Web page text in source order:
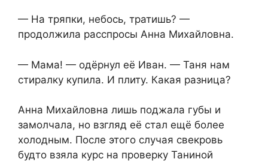
— На тряпки, небось, тратишь? —
продолжила расспросы Анна Михайловна.
— Мама! — одёрнул её Иван. — Таня нам
стиралку купила. И плиту. Какая разница?
Анна Михайловна лишь поджала губы и
замолчала, но взгляд её стал ещё более
холодным. После этого случая свекровь
будто взяла курс на проверку Таниной